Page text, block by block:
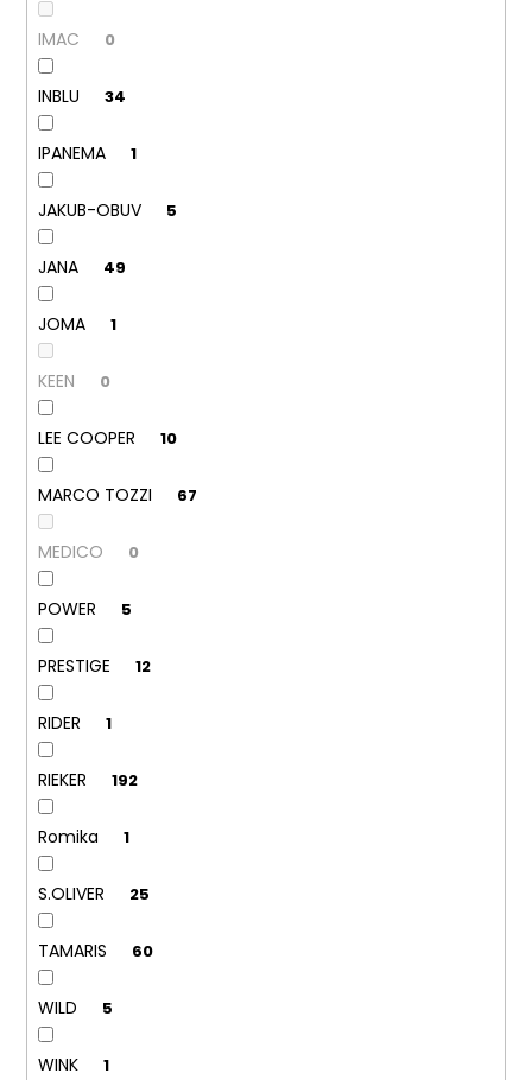
IMAC 0
INBLU 34
IPANEMA 1
JAKUB-OBUV 5
JANA 49
JOMA 1
KEEN 0
LEE COOPER 10
MARCO TOZZI 67
MEDICO 0
POWER 5
PRESTIGE 12
RIDER 1
RIEKER 192
Romika 1
S.OLIVER 25
TAMARIS 60
WILD 5
WINK 1